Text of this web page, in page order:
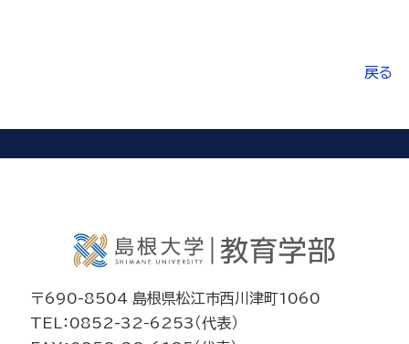
戻る
〒690-8504 島根県松江市西川津町1060
TEL：0852-32-6253（代表）